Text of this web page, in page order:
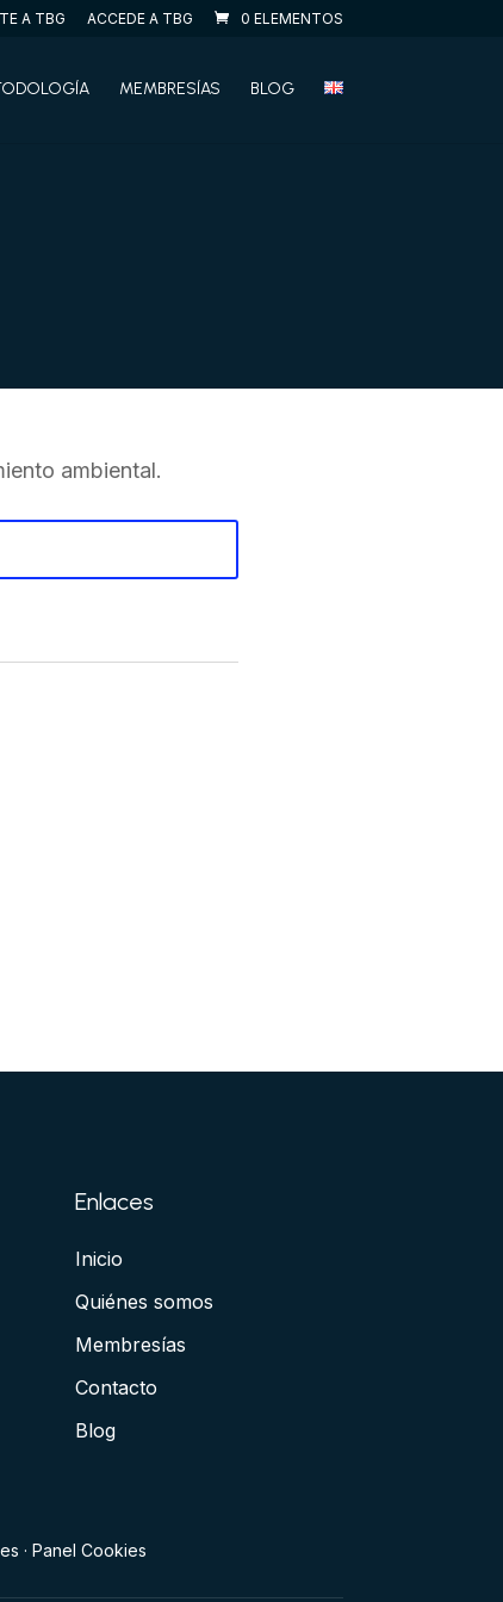
A TBG ACCEDE A TBG 0 ELEMENTOS
MEMBRESÍAS BLOG
ambiental.
Enlaces
Inicio
Quiénes somos
Membresías
Contacto
Blog
· Panel Cookies